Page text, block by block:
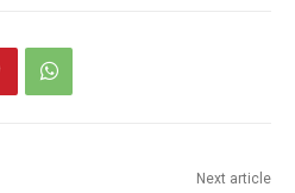
Next article